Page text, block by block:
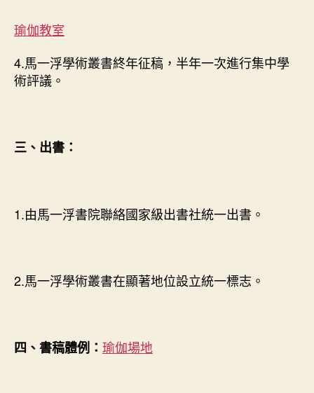
瑜伽教室
4.馬一浮學術叢書終年征稿，半年一次進行集中學
術評議。
三、出書：
1.由馬一浮書院聯絡國家級出書社統一出書。
2.馬一浮學術叢書在顯著地位設立統一標志。
四、書稿體例： 瑜伽場地